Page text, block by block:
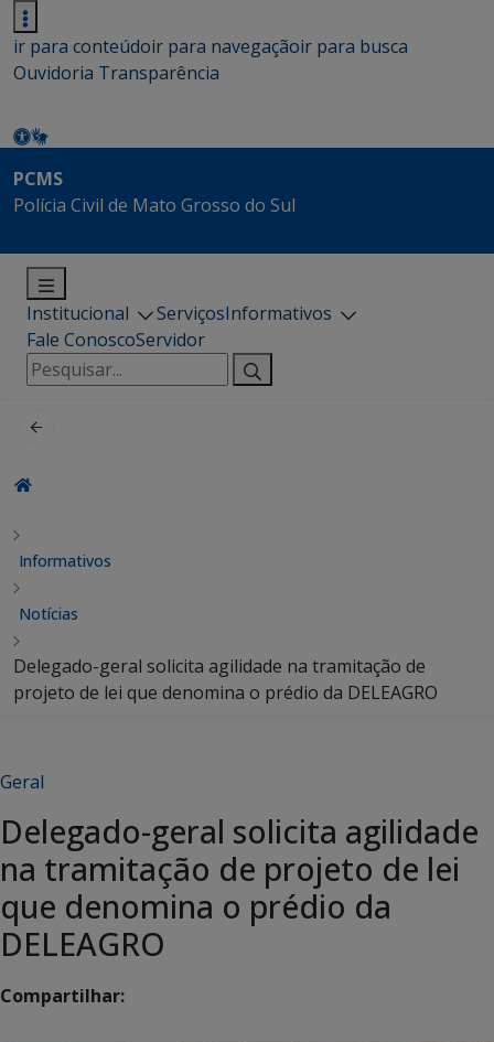
ir para conteúdoir para navegaçãoir para busca
Ouvidoria Transparência
PCMS
Polícia Civil de Mato Grosso do Sul
Institucional ServiçosInformativos
Fale ConoscoServidor
Pesquisar
por:
Informativos
Notícias
Delegado-geral solicita agilidade na tramitação de
projeto de lei que denomina o prédio da DELEAGRO
Geral
Delegado-geral solicita agilidade
na tramitação de projeto de lei
que denomina o prédio da
DELEAGRO
Compartilhar: